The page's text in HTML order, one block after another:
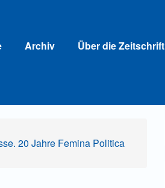
Archiv Über die Zeitschrift
20 Jahre Femina Politica